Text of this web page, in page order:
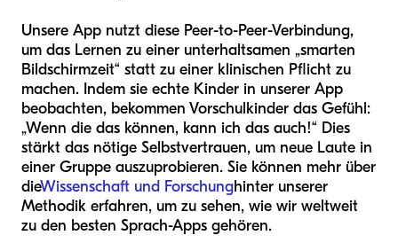
Unsere App nutzt diese Peer-to-Peer-Verbindung,
um das Lernen zu einer unterhaltsamen „smarten
Bildschirmzeit“ statt zu einer klinischen Pflicht zu
machen. Indem sie echte Kinder in unserer App
beobachten, bekommen Vorschulkinder das Gefühl:
„Wenn die das können, kann ich das auch!“ Dies
stärkt das nötige Selbstvertrauen, um neue Laute in
einer Gruppe auszuprobieren. Sie können mehr über
dieWissenschaft und Forschunghinter unserer
Methodik erfahren, um zu sehen, wie wir weltweit
zu den besten Sprach-Apps gehören.